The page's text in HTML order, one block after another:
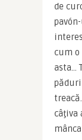
de
cum o
asta…
câţiva